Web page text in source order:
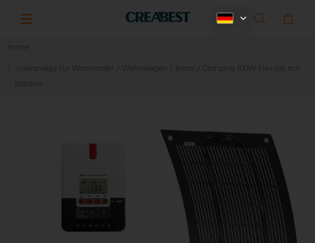
Home
Solaranlage für Wohnmobil / Wohnwagen / Boote / Camping 100W Flexible mit
batterie